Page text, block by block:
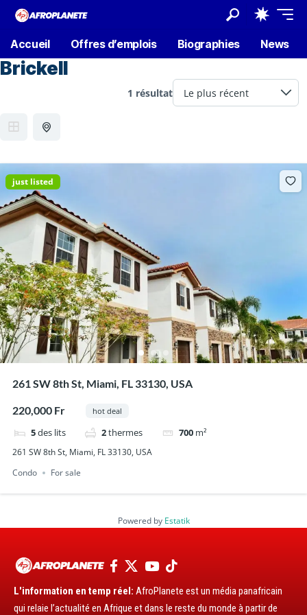
Accueil Offres d’emplois Biographies News
Brickell
1 résultat
just listed
261 SW 8th St, Miami, FL 33130, USA
220,000 Fr hot deal
5des lits 2thermes 700 m²
261 SW 8th St, Miami, FL 33130, USA
Condo
For sale
Powered by Estatik
L'information en temp réel: AfroPlanete est un média panafricain
qui relaie l’actualité en Afrique et dans le reste du monde à partir de